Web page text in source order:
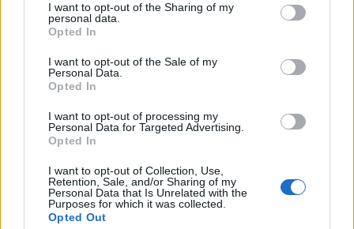
I want to opt-out of the Sharing of my
personal data.
Opted In
I want to opt-out of the Sale of my
Personal Data.
Opted In
I want to opt-out of processing my
Personal Data for Targeted Advertising.
Opted In
I want to opt-out of Collection, Use,
Retention, Sale, and/or Sharing of my
Personal Data that Is Unrelated with the
Purposes for which it was collected.
Opted Out
Cabrera, Tesio, Limongelli, Bolzicco e tanti
giovani tra i…
Il Selargius rinforza il centrocampo con
Manuel Rinino e Samuele Vacca
Le 5 sarde ancora nel girone G con 8 squadre
laziali, 4 campane e la novità dei molisani del
Venafro